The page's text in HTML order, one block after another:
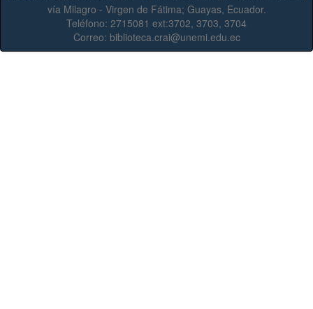
vía Milagro - Virgen de Fátima; Guayas, Ecuador.
Teléfono: 2715081 ext:3702, 3703, 3704
Correo: biblioteca.crai@unemi.edu.ec